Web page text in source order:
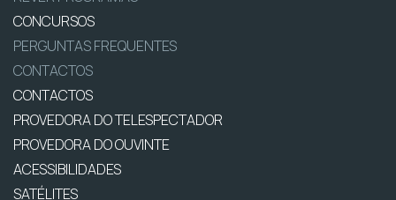
CONCURSOS
PERGUNTAS FREQUENTES
CONTACTOS
CONTACTOS
PROVEDORA DO TELESPECTADOR
PROVEDORA DO OUVINTE
ACESSIBILIDADES
SATÉLITES